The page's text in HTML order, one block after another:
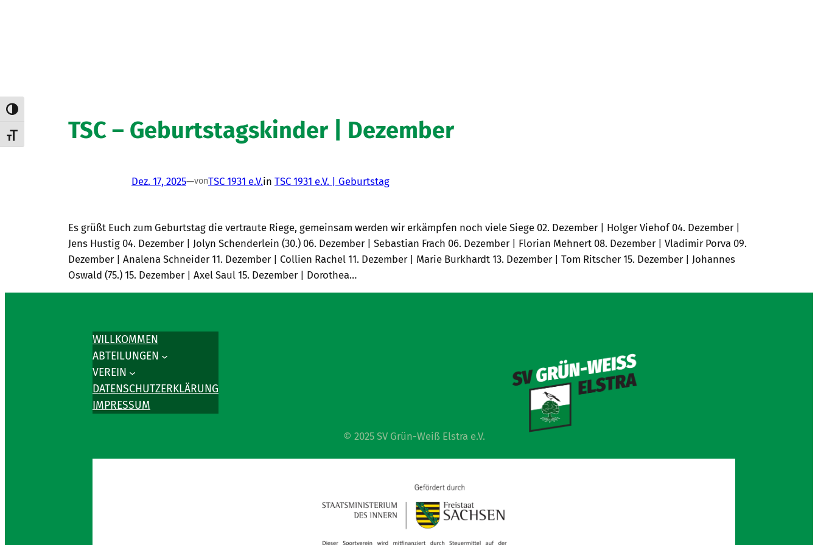
Umschalten auf hohe Kontraste
Schrift vergrößernTSC – Geburtstagskinder | Dezember
Dez. 17, 2025—vonTSC 1931 e.V.in TSC 1931 e.V. | Geburtstag
Es grüßt Euch zum Geburtstag die vertraute Riege, gemeinsam werden wir erkämpfen noch viele Siege 02. Dezember | Holger Viehof 04. Dezember |
Jens Hustig 04. Dezember | Jolyn Schenderlein (30.) 06. Dezember | Sebastian Frach 06. Dezember | Florian Mehnert 08. Dezember | Vladimir Porva 09.
Dezember | Analena Schneider 11. Dezember | Collien Rachel 11. Dezember | Marie Burkhardt 13. Dezember | Tom Ritscher 15. Dezember | Johannes
Oswald (75.) 15. Dezember | Axel Saul 15. Dezember | Dorothea…
WILLKOMMEN
ABTEILUNGEN
VEREIN
DATENSCHUTZERKLÄRUNG
IMPRESSUM
© 2025 SV Grün-Weiß Elstra e.V.